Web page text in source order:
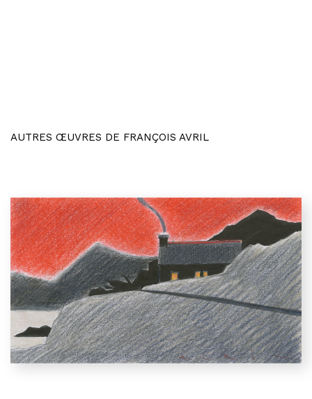
AUTRES ŒUVRES DE FRANÇOIS AVRIL